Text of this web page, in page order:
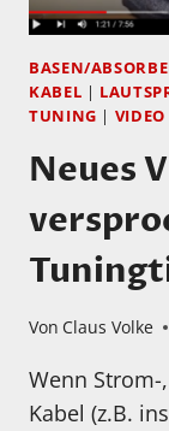
BASEN/
KABEL |
TUNING | VIDEO
Neues
Von Claus Volke
Wenn
Kabel (z.B.